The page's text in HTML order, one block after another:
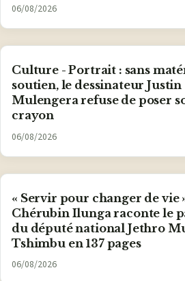
06/08/2026
Culture - Portrait : sans
soutien, le dessinateur Justin
Mulengera refuse de poser
crayon
06/08/2026
« Servir pour changer de vie
Chérubin Ilunga raconte le
du député national Jethro
Tshimbu en 137 pages
06/08/2026